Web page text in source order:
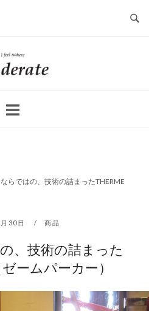
ホ
ー
らではの、技術の詰まったTHERME
30日 商品
、技術の詰まった
ゼームパーカー）